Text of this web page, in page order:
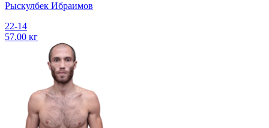
Рыскулбек Ибраимов
22-14
57.00 кг